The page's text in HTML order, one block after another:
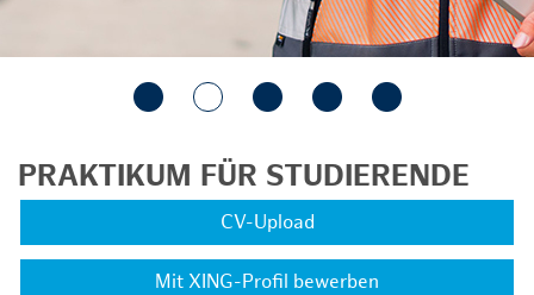
PRAKTIKUM FÜR STUDIERENDE
CV-Upload
Mit XING-Profil bewerben